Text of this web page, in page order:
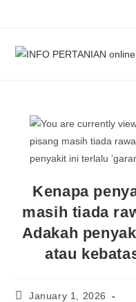
Kenapa
masih tiada
Adakah
atau
January 1, 2026